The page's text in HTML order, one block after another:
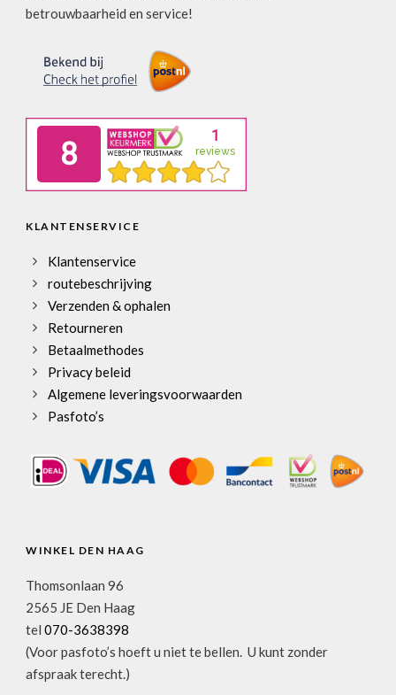
betrouwbaarheid en service!
KLANTENSERVICE
Klantenservice
routebeschrijving
Verzenden & ophalen
Retourneren
Betaalmethodes
Privacy beleid
Algemene leveringsvoorwaarden
Pasfoto’s
WINKEL DEN HAAG
Thomsonlaan 96
2565 JE Den Haag
tel 070-3638398
(Voor pasfoto’s hoeft u niet te bellen. U kunt zonder
afspraak terecht.)